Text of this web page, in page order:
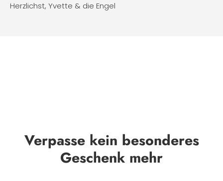
Herzlichst, Yvette & die Engel
Verpasse kein besonderes
Geschenk mehr